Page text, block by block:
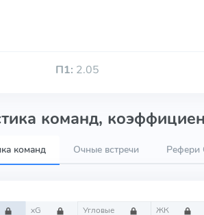
П1: 2.05
команд,
команд Очные встречи Рефери
xG Угловые ЖК